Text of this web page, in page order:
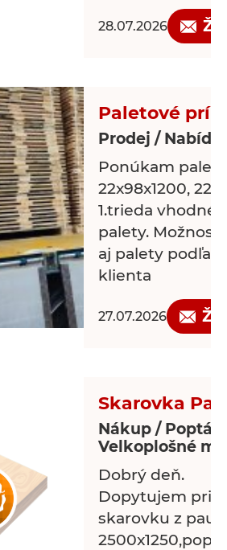
28.07.2026
Paletové
Prodej /
Ponúkam
22x98x1200,
1.trieda vhodné
palety.
aj palety podľa
klienta
27.07.2026
Skarovka
Nákup /
Velkoplošné
Dobrý deň.
Dopytujem
skarovku z